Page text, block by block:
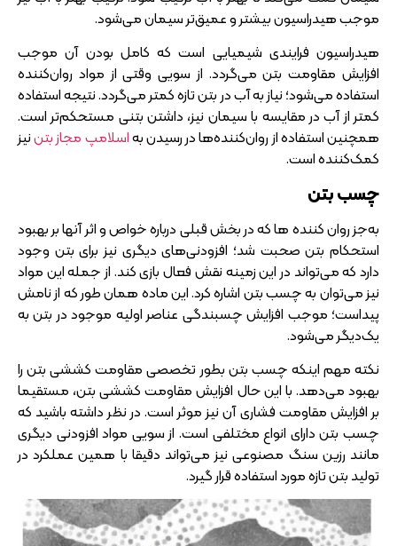
موجب هیدراسیون بیشتر و عمیق‌تر سیمان می‌شود.
هیدراسیون فرایندی شیمیایی است که کامل بودن آن موجب
افزایش مقاومت بتن می‌گردد. از سویی وقتی از مواد روان‌کننده
استفاده می‌شود؛ نیاز به آب در بتن تازه کمتر می‌گردد. نتیجه استفاده
کمتر از آب در مقایسه با سیمان نیز، داشتن بتنی مستحکم‌تر است.
همچنین استفاده از روان‌کننده‌ها در رسیدن بهاسلامپ مجاز بتننیز
کمک‌کننده است.
چسب بتن
به‌جز روان‌ کننده‌ ها که در بخش قبلی درباره خواص و اثر آنها بر بهبود
استحکام بتن صحبت شد؛ افزودنی‌های دیگری نیز برای بتن وجود
دارد که می‌تواند در این زمینه نقش فعال بازی کند. از جمله این مواد
نیز می‌توان به چسب بتن اشاره کرد. این ماده همان‌ طور که از نامش
پیداست؛ موجب افزایش چسبندگی عناصر اولیه موجود در بتن به
یک‌دیگر می‌شود.
نکته مهم اینکه چسب بتن بطور تخصصی مقاومت کششی بتن را
بهبود می‌دهد. با این حال افزایش مقاومت کششی بتن، مستقیما
بر افزایش مقاومت فشاری آن نیز موثر است. در نظر داشته باشید که
چسب بتن دارای انواع مختلفی است. از سویی مواد افزودنی دیگری
مانند رزین سنگ مصنوعی نیز می‌تواند دقیقا با همین عملکرد در
تولید بتن تازه مورد استفاده قرار گیرد.